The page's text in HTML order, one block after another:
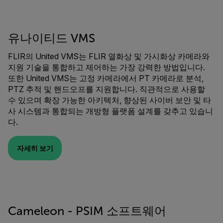
유나이티드 VMS
FLIR의 United VMS는 FLIR 열화상 및 가시화상 카메라와
지원 기술을 통합하고 제어하는 가장 강력한 방법입니다.
또한 United VMS는 고정 카메라에서 PT 카메라로 분석,
PTZ 추적 및 핸드오프를 지원합니다. 직관적으로 사용할
수 있으며 확장 가능한 아키텍처, 향상된 사이버 보안 및 타
사 시스템과 통합되는 개방형 플랫폼 설계를 갖추고 있습니
다.
자세히 보기
Cameleon - PSIM 소프트웨어